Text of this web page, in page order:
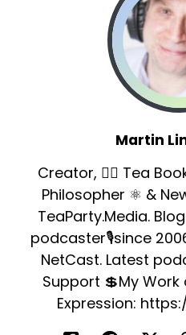
Martin
Creator, ✍🏻 Tea
Philosopher ⚛️ &
TeaParty.Media.
podcaster🎙since
NetCast. Latest
Support 💲My
Expression: